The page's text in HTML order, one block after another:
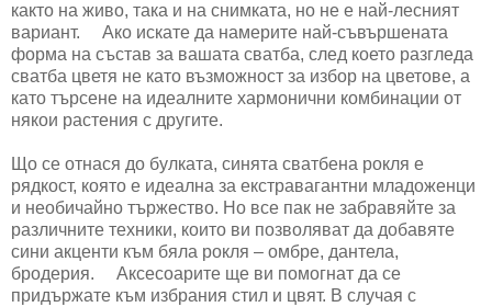
както на живо, така и на снимката, но не е най-лесният
вариант. ⠀ Ако искате да намерите най-съвършената
форма на състав за вашата сватба, след което разгледа
сватба цветя не като възможност за избор на цветове, а
като търсене на идеалните хармонични комбинации от
някои растения с другите.
Що се отнася до булката, синята сватбена рокля е
рядкост, която е идеална за екстравагантни младоженци
и необичайно тържество. Но все пак не забравяйте за
различните техники, които ви позволяват да добавяте
сини акценти към бяла рокля – омбре, дантела,
бродерия. ⠀ Аксесоарите ще ви помогнат да се
придържате към избрания стил и цвят. В случая с